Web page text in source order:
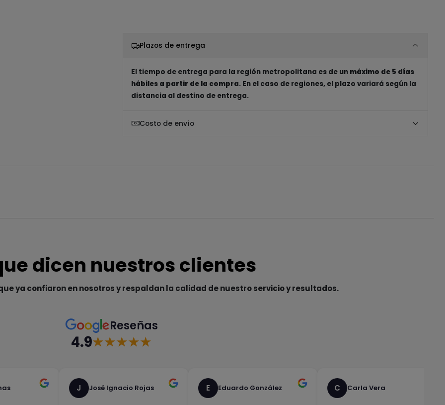
Plazos de entrega
El tiempo de entrega para la región metropolitana es de un máximo de 5 días
hábiles a partir de la compra. En el caso de regiones, el plazo variará según la
distancia al destino de entrega.
Costo de envío
dicen nuestros clientes
ya confiaron en nosotros y respaldan la calidad de nuestro servicio y resultados.
Reseñas
4.9★★★★★
J José Ignacio Rojas E Eduardo González C Carla Vera